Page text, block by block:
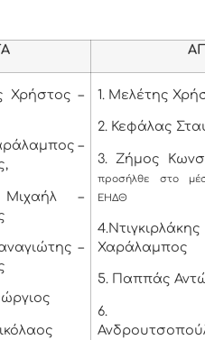
Χρήστος –
–
Μιχαήλ –
–
1. Μελέτης
2. Κεφάλας
3. Ζήμος
προσήλθε στο
ΕΗΔΘ
4.Ντιγκιρλάκης
Χαράλαμπος
5. Παππάς
6.